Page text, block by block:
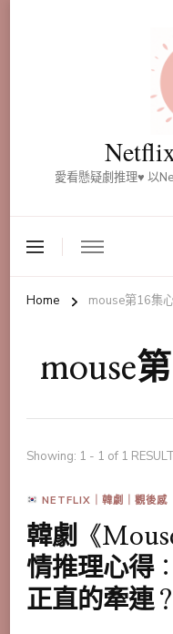
愛看懸疑劇推理♥ 以
Home mouse第16集
mouse
Showing: 1 - 1 of 1
NETFLIX｜韓劇｜觀後感
韓劇《
情推理心得
正直的牽連？